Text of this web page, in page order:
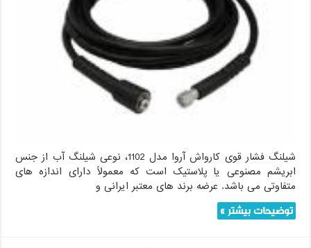
شیلنگ فشار قوی کارواش آروا مدل 1102، نوعی شیلنگ آب از جنس
ابریشم مصنوعی یا پلاستیک است که معمولاً دارای اندازه های
متفاوتی می باشد. عرضه برند های معتبر ایرانی و
توضیحات بیشتر »